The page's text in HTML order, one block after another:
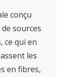
conçu
sources
ce qui en
les
en fibres,